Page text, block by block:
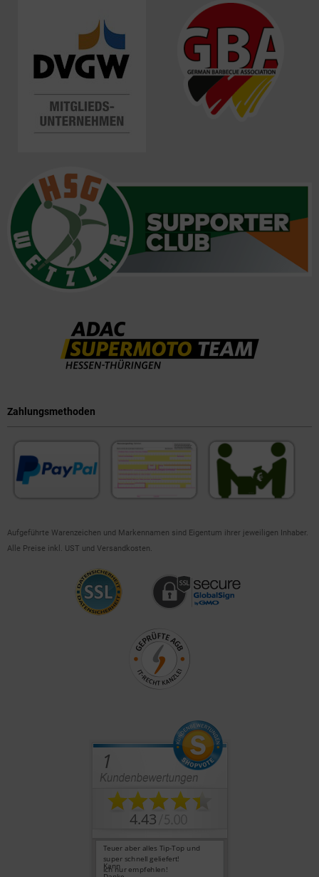
Zahlungsmethoden
Aufgeführte Warenzeichen und Markennamen sind Eigentum ihrer jeweiligen Inhaber.
Alle Preise inkl. UST und Versandkosten.